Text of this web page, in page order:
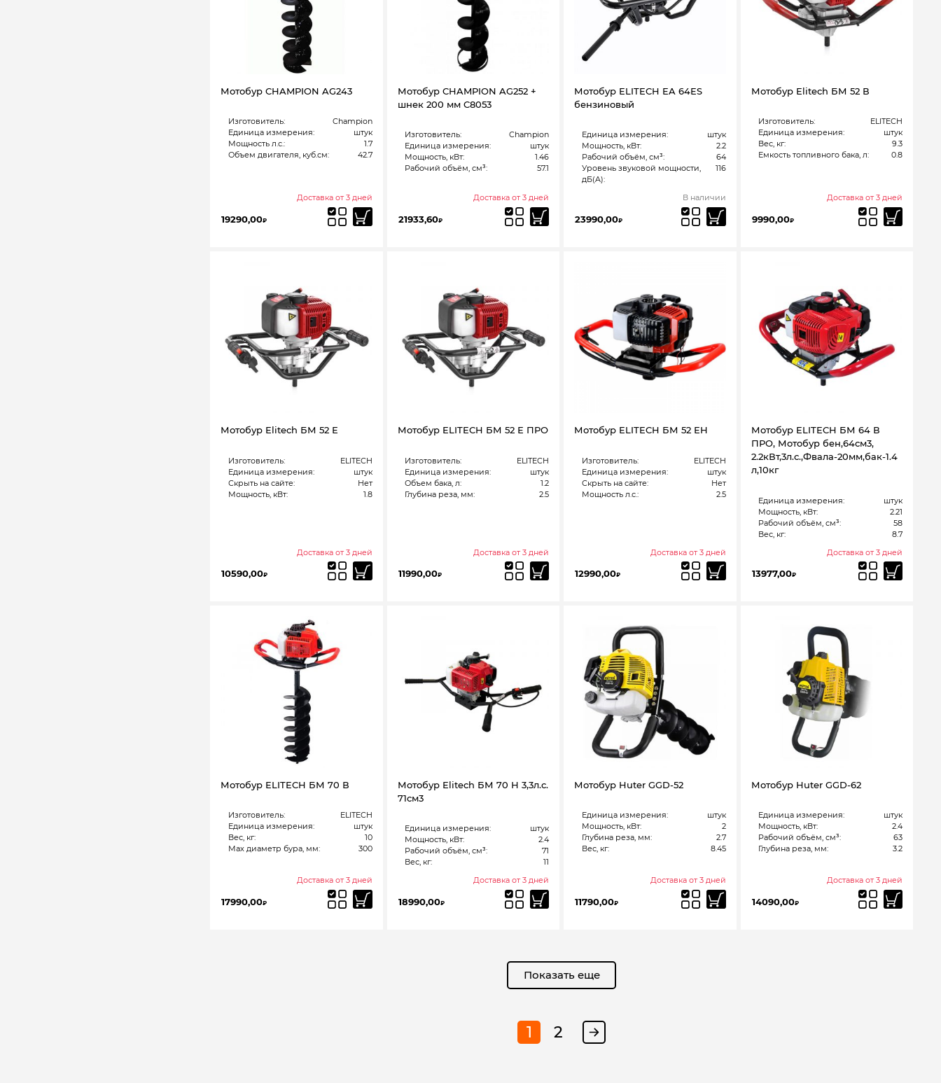
Мотобур CHAMPION AG243
Изготовитель:
Champion
Единица измерения:
штук
Мощность л.с.:
1.7
Объем двигателя, куб.см:
42.7
Доставка от 3 дней
19290,00₽
Мотобур CHAMPION AG252 +
шнек 200 мм C8053
Изготовитель:
Champion
Единица измерения:
штук
Мощность, кВт:
1.46
Рабочий объём, см³:
57.1
Доставка от 3 дней
21933,60₽
Мотобур ELITECH EA 64ES
бензиновый
Единица измерения:
штук
Мощность, кВт:
2.2
Рабочий объём, см³:
64
Уровень звуковой мощности,
дБ(A):
116
В наличии
23990,00₽
Мотобур Elitech БМ 52 В
Изготовитель:
ELITECH
Единица измерения:
штук
Вес, кг:
9.3
Емкость топливного бака, л:
0.8
Доставка от 3 дней
9990,00₽
Мотобур Elitech БМ 52 Е
Изготовитель:
ELITECH
Единица измерения:
штук
Скрыть на сайте:
Нет
Мощность, кВт:
1.8
Доставка от 3 дней
10590,00₽
Мотобур ELITECH БМ 52 Е ПРО
Изготовитель:
ELITECH
Единица измерения:
штук
Объем бака, л:
1.2
Глубина реза, мм:
2.5
Доставка от 3 дней
11990,00₽
Мотобур ELITECH БМ 52 ЕН
Изготовитель:
ELITECH
Единица измерения:
штук
Скрыть на сайте:
Нет
Мощность л.с.:
2.5
Доставка от 3 дней
12990,00₽
Мотобур ELITECH БМ 64 В
ПРО, Мотобур бен,64см3,
2.2кВт,3л.с.,Фвала-20мм,бак-1.4
л,10кг
Единица измерения:
штук
Мощность, кВт:
2.21
Рабочий объём, см³:
58
Вес, кг:
8.7
Доставка от 3 дней
13977,00₽
Мотобур ELITECH БМ 70 В
Изготовитель:
ELITECH
Единица измерения:
штук
Вес, кг:
10
Мах диаметр бура, мм:
300
Доставка от 3 дней
17990,00₽
Мотобур Elitech БМ 70 Н 3,3л.с.
71см3
Единица измерения:
штук
Мощность, кВт:
2.4
Рабочий объём, см³:
71
Вес, кг:
11
Доставка от 3 дней
18990,00₽
Мотобур Huter GGD-52
Единица измерения:
штук
Мощность, кВт:
2
Глубина реза, мм:
2.7
Вес, кг:
8.45
Доставка от 3 дней
11790,00₽
Мотобур Huter GGD-62
Единица измерения:
штук
Мощность, кВт:
2.4
Рабочий объём, см³:
63
Глубина реза, мм:
3.2
Доставка от 3 дней
14090,00₽
Показать еще
1 2